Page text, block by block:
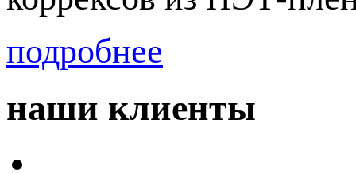
подробнее
наши клиенты